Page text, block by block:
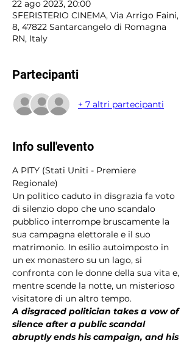
22 ago 2023, 20:00
SFERISTERIO CINEMA, Via Arrigo Faini,
8, 47822 Santarcangelo di Romagna
RN, Italy
Partecipanti
+ 7 altri partecipanti
Info sull'evento
A PITY (Stati Uniti - Premiere
Regionale)
Un politico caduto in disgrazia fa voto
di silenzio dopo che uno scandalo
pubblico interrompe bruscamente la
sua campagna elettorale e il suo
matrimonio. In esilio autoimposto in
un ex monastero su un lago, si
confronta con le donne della sua vita e,
mentre scende la notte, un misterioso
visitatore di un altro tempo.
A disgraced politician takes a vow of
silence after a public scandal
abruptly ends his campaign, and his